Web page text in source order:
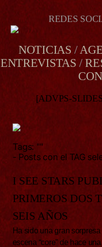
REDES
NOTICIAS /
ENTREVISTAS /
[ADVPS-
Tags: ""
- Posts con el TAG
I SEE STARS
PRIMEROS DOS
SEIS AÑOS
Ha sido una gran
escena “core” de hace